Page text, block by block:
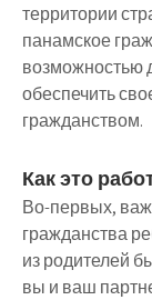
территории
панамское
возможностью
обеспечить
гражданством.
Как это
Во-первых,
гражданства
из родителей
вы и ваш